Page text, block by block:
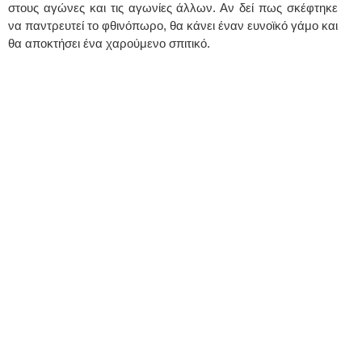
στους αγώνες και τις αγωνίες άλλων. Αν δεί πως σκέφτηκε
να παντρευτεί το φθινόπωρο, θα κάνει έναν ευνοϊκό γάμο και
θα αποκτήσει ένα χαρούμενο σπιτικό.